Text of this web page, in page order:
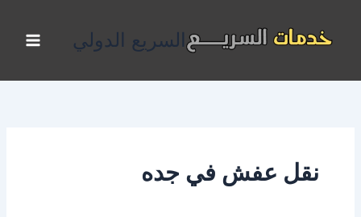
المحتوى
السريع الدولي
نقل عفش في جده